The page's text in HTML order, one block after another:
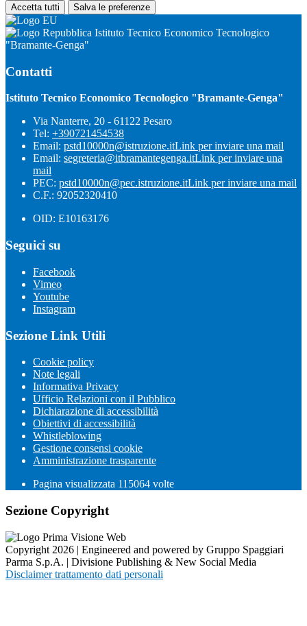
Accetta tutti Salva le preferenze
Istituto Tecnico Economico Tecnologico
"Bramante-Genga"
Contatti
Istituto Tecnico Economico Tecnologico "Bramante-Genga"
Via Nanterre, 20 - 61122 Pesaro
Tel: +390721454538
Email: pstd10000n@istruzione.itLink per inviare una mail
Email: segreteria@itbramantegenga.itLink per inviare una
mail
PEC: pstd10000n@pec.istruzione.itLink per inviare una mail
C.F.: 92052320410
OID: E10163176
Seguici su
Facebook
Vimeo
Youtube
Instagram
Sezione Link Utili
Cookie policy
Note legali
Informativa Privacy
Ufficio Relazioni con il Pubblico
Dichiarazione di accessibilità
Obiettivi di accessibilità
Whistleblowing
Gestione consensi cookie
Amministrazione trasparente
Pagina visualizzata 115064 volte
Sezione Copyright
Copyright 2026 | Engineered and powered by Gruppo Spaggiari
Parma S.p.A. | Divisione Publishing & New Social Media
Disclaimer trattamento dati personali